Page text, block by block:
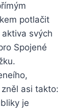
potlačit
svých
Spojené
asi takto:
je